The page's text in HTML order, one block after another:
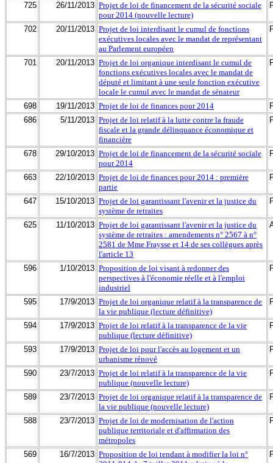
725 26/11/2013 Projet de loi de financement de la sécurité sociale
pour 2014 (nouvelle lecture)
702 20/11/2013 Projet de loi interdisant le cumul de fonctions
exécutives locales avec le mandat de représentant
au Parlement européen
701 20/11/2013 Projet de loi organique interdisant le cumul de
fonctions exécutives locales avec le mandat de
député et limitant à une seule fonction exécutive
locale le cumul avec le mandat de sénateur
698 19/11/2013 Projet de loi de finances pour 2014
686
5/11/2013 Projet de loi relatif à la lutte contre la fraude
fiscale et la grande délinquance économique et
financière
678 29/10/2013 Projet de loi de financement de la sécurité sociale
pour 2014
663 22/10/2013 Projet de loi de finances pour 2014 : première
partie
647 15/10/2013 Projet de loi garantissant l'avenir et la justice du
système de retraites
625 11/10/2013 Projet de loi garantissant l'avenir et la justice du
système de retraites : amendements n° 2567 à n°
2581 de Mme Fraysse et 14 de ses collègues après
l'article 13
596 1/10/2013 Proposition de loi visant à redonner des
perspectives à l'économie réelle et à l'emploi
industriel
595 17/9/2013 Projet de loi organique relatif à la transparence de
la vie publique (lecture définitive)
594 17/9/2013 Projet de loi relatif à la transparence de la vie
publique (lecture définitive)
593 17/9/2013 Projet de loi pour l'accès au logement et un
urbanisme rénové
590 23/7/2013 Projet de loi relatif à la transparence de la vie
publique (nouvelle lecture)
589 23/7/2013 Projet de loi organique relatif à la transparence de
la vie publique (nouvelle lecture)
588 23/7/2013 Projet de loi de modernisation de l'action
publique territoriale et d'affirmation des
métropoles
569 16/7/2013 Proposition de loi tendant à modifier la loi n°